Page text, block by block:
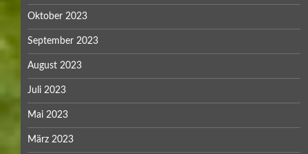
Oktober 2023
September 2023
August 2023
Juli 2023
Mai 2023
März 2023